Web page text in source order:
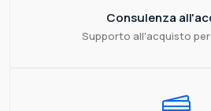
Consulenza
Supporto all'acquisto